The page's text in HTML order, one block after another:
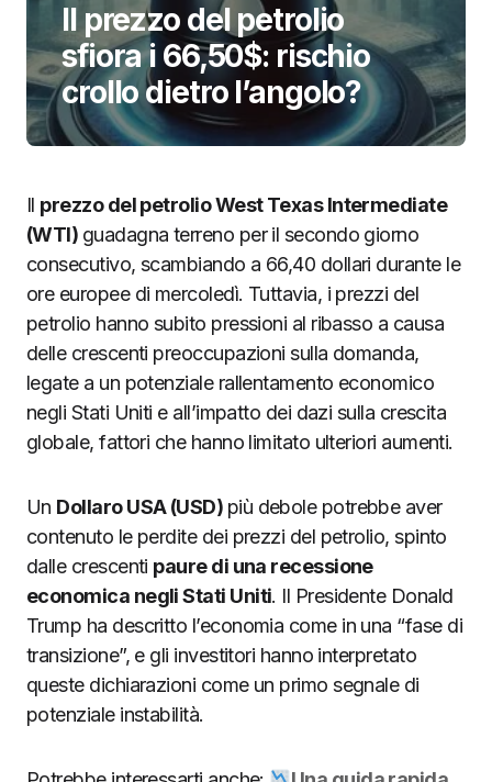
Il prezzo del petrolio
sfiora i 66,50$: rischio
crollo dietro l’angolo?
Il prezzo del petrolio West Texas Intermediate
(WTI) guadagna terreno per il secondo giorno
consecutivo, scambiando a 66,40 dollari durante le
ore europee di mercoledì. Tuttavia, i prezzi del
petrolio hanno subito pressioni al ribasso a causa
delle crescenti preoccupazioni sulla domanda,
legate a un potenziale rallentamento economico
negli Stati Uniti e all’impatto dei dazi sulla crescita
globale, fattori che hanno limitato ulteriori aumenti.
Un Dollaro USA (USD) più debole potrebbe aver
contenuto le perdite dei prezzi del petrolio, spinto
dalle crescenti paure di una recessione
economica negli Stati Uniti. Il Presidente Donald
Trump ha descritto l’economia come in una “fase di
transizione”, e gli investitori hanno interpretato
queste dichiarazioni come un primo segnale di
potenziale instabilità.